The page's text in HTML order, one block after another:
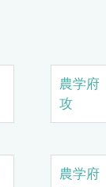
農学
攻
農学